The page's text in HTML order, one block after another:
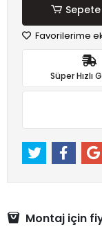
Sepete
Favorilerime
Süper Hızlı
Montaj için